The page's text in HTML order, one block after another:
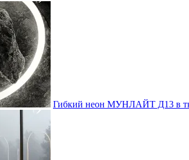
Гибкий неон МУНЛАЙТ Д13 в